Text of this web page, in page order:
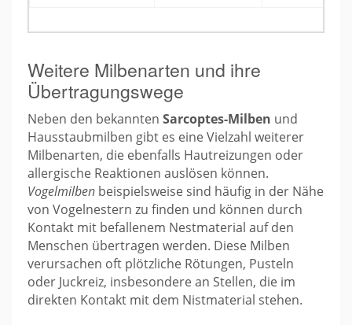
Weitere Milbenarten und ihre
Übertragungswege
Neben den bekannten Sarcoptes-Milben und
Hausstaubmilben gibt es eine Vielzahl weiterer
Milbenarten, die ebenfalls Hautreizungen oder
allergische Reaktionen auslösen können.
Vogelmilben beispielsweise sind häufig in der Nähe
von Vogelnestern zu finden und können durch
Kontakt mit befallenem Nestmaterial auf den
Menschen übertragen werden. Diese Milben
verursachen oft plötzliche Rötungen, Pusteln
oder Juckreiz, insbesondere an Stellen, die im
direkten Kontakt mit dem Nistmaterial stehen.